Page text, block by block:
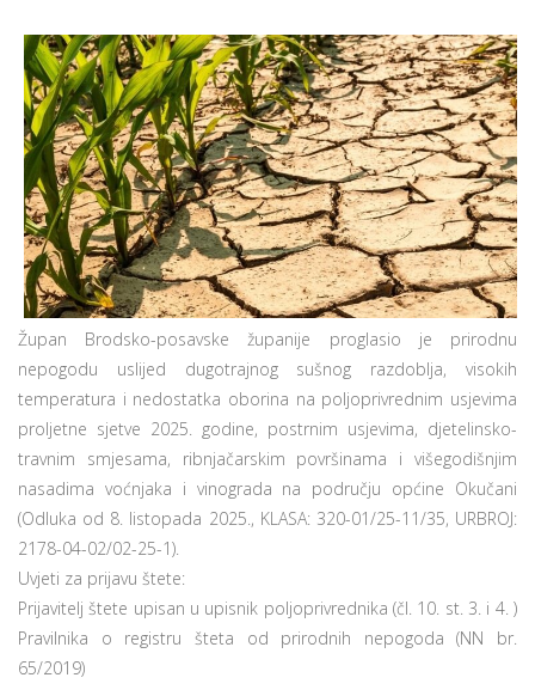
Župan Brodsko-posavske županije proglasio je prirodnu
nepogodu uslijed dugotrajnog sušnog razdoblja, visokih
temperatura i nedostatka oborina na poljoprivrednim usjevima
proljetne sjetve 2025. godine, postrnim usjevima, djetelinsko-
travnim smjesama, ribnjačarskim površinama i višegodišnjim
nasadima voćnjaka i vinograda na području općine Okučani
(Odluka od 8. listopada 2025., KLASA: 320-01/25-11/35, URBROJ:
2178-04-02/02-25-1).
Uvjeti za prijavu štete:
Prijavitelj štete upisan u upisnik poljoprivrednika (čl. 10. st. 3. i 4. )
Pravilnika o registru šteta od prirodnih nepogoda (NN br.
65/2019)